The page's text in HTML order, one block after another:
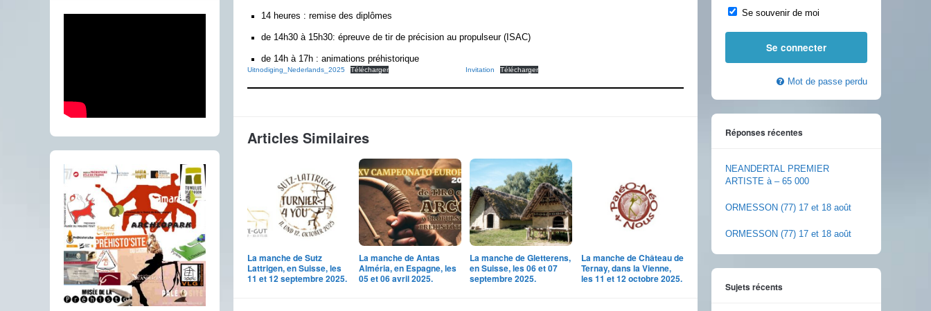
14 heures : remise des diplômes
de 14h30 à 15h30: épreuve de tir de précision au propulseur (ISAC)
de 14h à 17h : animations préhistorique
Uitnodiging_Nederlands_2025 Télécharger Invitation Télécharger
Articles Similaires
La manche de Sutz
Lattrigen, en Suisse, les
11 et 12 septembre 2025.
La manche de Antas
Alméria, en Espagne, les
05 et 06 avril 2025.
La manche de Gletterens,
en Suisse, les 06 et 07
septembre 2025.
La manche de Château de
Ternay, dans la Vienne,
les 11 et 12 octobre 2025.
Se souvenir de moi
Mot de passe perdu
Réponses récentes
NEANDERTAL PREMIER
ARTISTE à – 65 000
ORMESSON (77) 17 et 18 août
ORMESSON (77) 17 et 18 août
Sujets récents